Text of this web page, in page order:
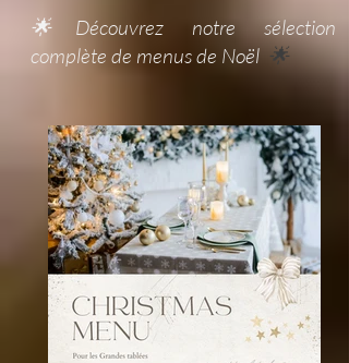
🌟Découvrez notre sélection
complète de menus de Noël 🌟